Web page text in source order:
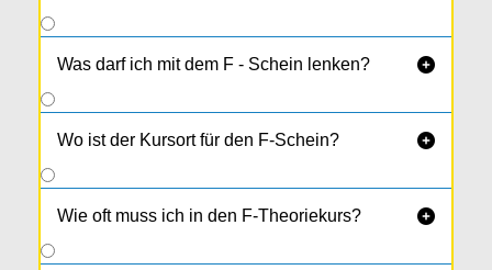
Was darf ich mit dem F - Schein lenken? 
Wo ist der Kursort für den F-Schein? 
Wie oft muss ich in den F-Theoriekurs? 